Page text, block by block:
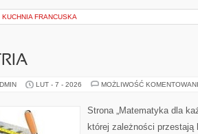
KUCHNIA FRANCUSKA
LUT - 7 - 2026 MOŻLIWOŚĆ
Strona „Matematyka dla
której zależności